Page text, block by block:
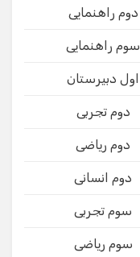
دوم راهنمایی
سوم راهنمایی
اول دبیرستان
دوم تجربی
دوم ریاضی
دوم انسانی
سوم تجربی
سوم ریاضی